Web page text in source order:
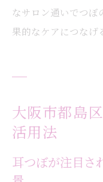
なサロン通いでつぼ
果的なケアにつなげ
大阪市都島
活用法
耳つぼが注目さ